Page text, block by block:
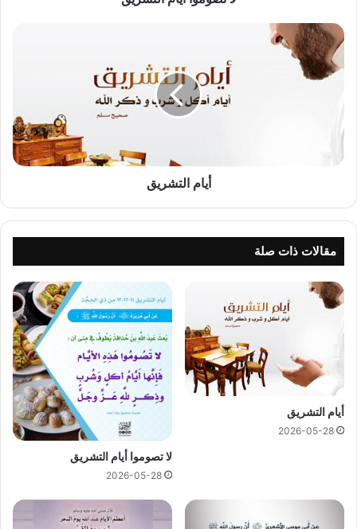
أيام
التشريق
أيام التشريق
مقالات ذات صلة
أيام التشريق
2026-05-28
لا تصوموا أيام التشريق
2026-05-28